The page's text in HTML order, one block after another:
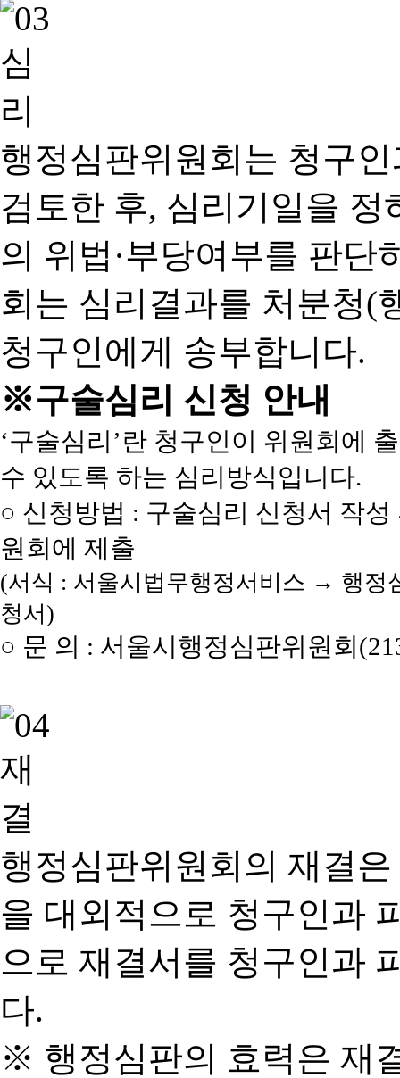
행정심판위원회는 청구
검토한 후, 심리기일을 정
의 위법·부당여부를 판단
회는 심리결과를 처분청(
청구인에게 송부합니다.
※구술심리 신청 안내
‘구술심리’란 청구인이 위원회에
수 있도록 하는 심리방식입니다.
○ 신청방법 : 구술심리 신청서 작
원회에 제출
(서식 : 서울시법무행정서비스 → 행
청서)
○ 문 의 : 서울시행정심판위원회
행정심판위원회의 재결
을 대외적으로 청구인과
으로 재결서를 청구인과
다.
※ 행정심판의 효력은 재